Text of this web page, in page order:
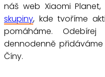
náš web Xiaomi
skupiny, kde tvoříme
pomáháme. Odebírej
dennodenně
Číny.